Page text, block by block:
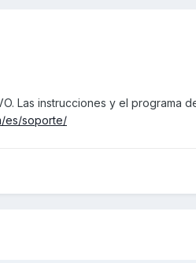
Las instrucciones y el programa
es/soporte/